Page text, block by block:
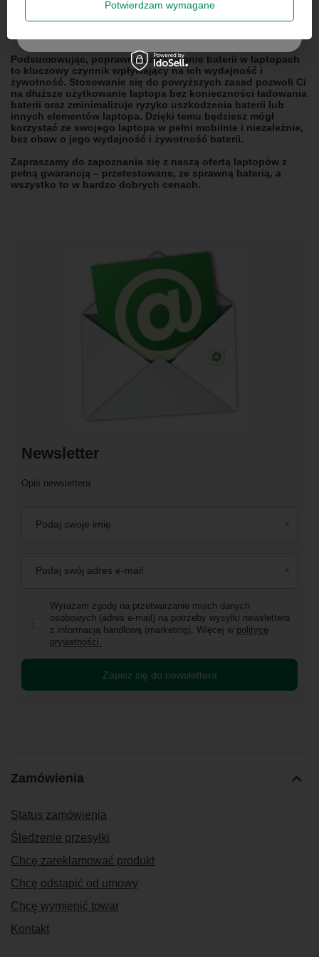
baterii. Dlatego warto wyłączyć te aplikacje i funkcje, których nie
potrzebujesz, aby zminimalizować zużycie energii.
Podsumowując, poprawne użytkowanie baterii w laptopach
to kluczowy czynnik wpływający na ich wydajność i
żywotność. Stosowanie się do powyższych zasad pozwoli Ci
na dłuższe użytkowanie laptopa bez konieczności ładowania
baterii oraz zminimalizuje ryzyko uszkodzenia baterii lub
innych elementów laptopa. Dzięki temu będziesz mógł
korzystać ze swojego laptopa w pełni mobilnie i niezależnie,
bez obaw o jego wydajność i żywotność baterii.
Zapraszamy do zapoznania się z naszą ofertą laptopów z
pełną gwarancją – przetestowane, ze sprawną baterią, a
wszystko to w bardzo dobrych cenach.
Newsletter
Opis newslettera
Podaj swoje imię
Podaj swój adres e-mail
Wyrażam zgodę na przetwarzanie moich danych
osobowych (adres e-mail) na potrzeby wysyłki newslettera
z informacją handlową (marketing). Więcej w polityce
prywatności.
Zapisz się do newslettera
Zamówienia
Status zamówienia
Śledzenie przesyłki
Chcę zareklamować produkt
Chcę odstąpić od umowy
Chcę wymienić towar
Kontakt
Potwierdzam wymagane